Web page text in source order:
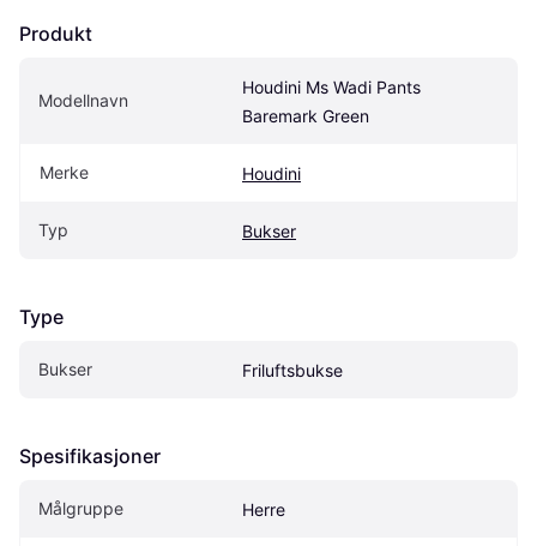
Produkt
Modellnavn
Houdini Ms Wadi Pants
Baremark Green
Merke Houdini
Typ Bukser
Type
Bukser Friluftsbukse
Spesifikasjoner
Målgruppe Herre